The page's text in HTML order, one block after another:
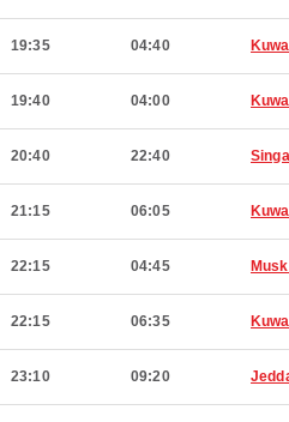
19:35 04:40
19:40 04:00
20:40 22:40
21:15 06:05
22:15 04:45
22:15 06:35
23:10 09:20